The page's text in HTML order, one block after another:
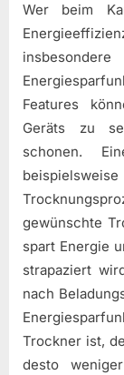
Wer beim
Features
Geräts zu
schonen.
gewünschte
spart Energie
strapaziert
nach
Trockner ist,
desto